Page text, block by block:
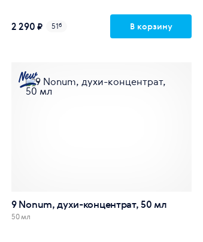
2 290 ₽ 51б В корзину
9 Nonum, духи-концентрат, 50 мл
50 мл